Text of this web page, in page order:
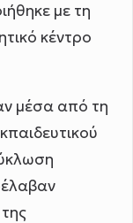
με τη
κέντρο
μέσα από τη